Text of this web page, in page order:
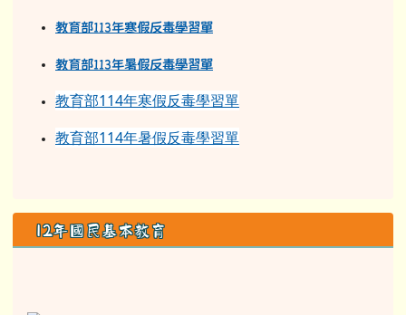
教育部113年寒假反毒學習單
教育部113年暑假反毒學習單
教育部114年寒假反毒學習單
教育部114年暑假反毒學習單
12年國民基本教育